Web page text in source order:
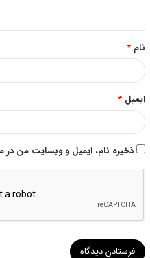
*
نام *
ایمیل *
ذخیره نام، ایمیل و وبسایت من در